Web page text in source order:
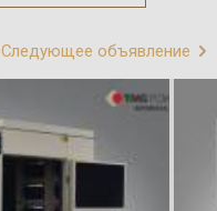
Следующее объявление